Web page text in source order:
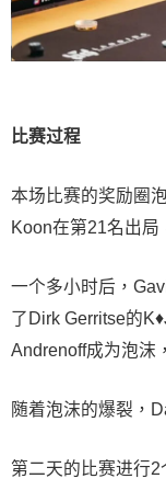
比赛过程
本场比赛的奖励圈
Koon在第21名出局
一个多小时后，
了Dirk Gerritse的
Andrenoff成为泡沫
随着泡沫的爆裂，
第二天的比赛进行